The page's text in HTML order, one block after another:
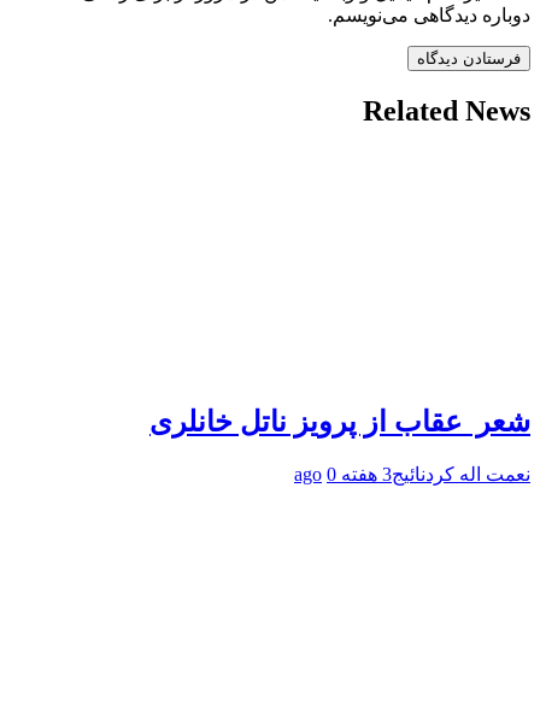
دوباره دیدگاهی می‌نویسم.
Related News
شعر عقاب از پرویز ناتل خانلری
نعمت اله کردنائیج3 هفته ago 0